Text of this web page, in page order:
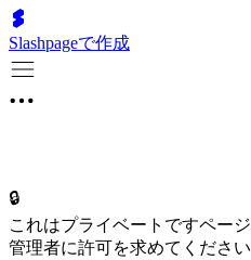
Slashpageで作成
🔒
これはプライベートですページ
管理者に許可を求めてください